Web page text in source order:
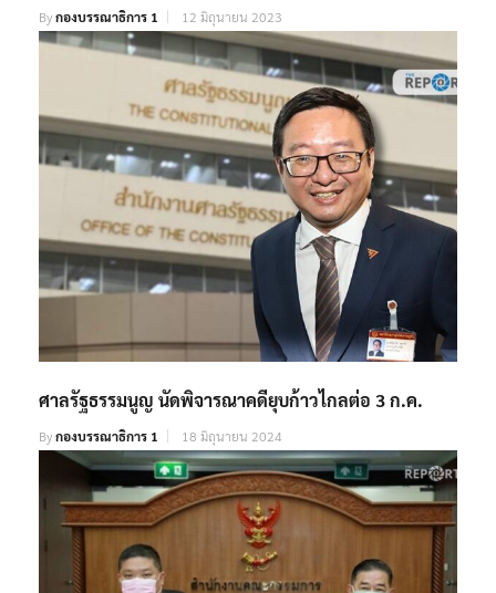
Byกองบรรณาธิการ 1 12 มิถุนายน 2023
ศาลรัฐธรรมนูญ นัดพิจารณาคดียุบก้าวไกลต่อ 3 ก.ค.
Byกองบรรณาธิการ 1 18 มิถุนายน 2024